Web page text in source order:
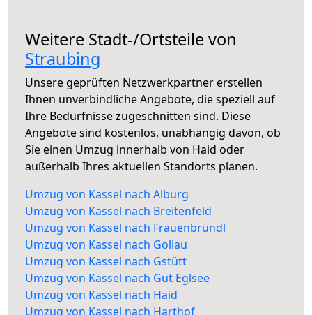
Weitere Stadt-/Ortsteile von
Straubing
Unsere geprüften Netzwerkpartner erstellen
Ihnen unverbindliche Angebote, die speziell auf
Ihre Bedürfnisse zugeschnitten sind. Diese
Angebote sind kostenlos, unabhängig davon, ob
Sie einen Umzug innerhalb von Haid oder
außerhalb Ihres aktuellen Standorts planen.
Umzug von Kassel nach Alburg
Umzug von Kassel nach Breitenfeld
Umzug von Kassel nach Frauenbründl
Umzug von Kassel nach Gollau
Umzug von Kassel nach Gstütt
Umzug von Kassel nach Gut Eglsee
Umzug von Kassel nach Haid
Umzug von Kassel nach Harthof